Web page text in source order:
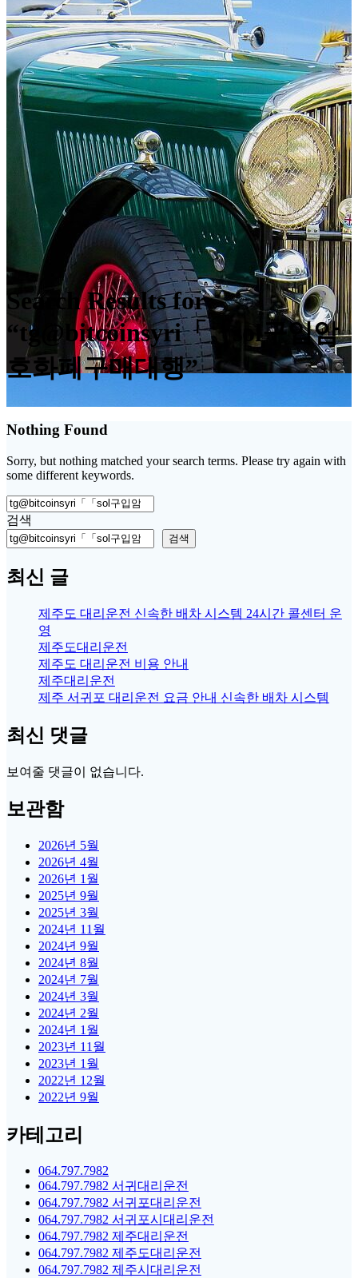
Search Results for
“tg@bitcoinsyri「「sol구입암
호화폐구매대행”
Nothing Found
Sorry, but nothing matched your search terms. Please try again with
some different keywords.
Search
for:
검색
검색
최신 글
제주도 대리운전 신속한 배차 시스템 24시간 콜센터 운
영
제주도대리운전
제주도 대리운전 비용 안내
제주대리운전
제주 서귀포 대리운전 요금 안내 신속한 배차 시스템
최신 댓글
보여줄 댓글이 없습니다.
보관함
2026년 5월
2026년 4월
2026년 1월
2025년 9월
2025년 3월
2024년 11월
2024년 9월
2024년 8월
2024년 7월
2024년 3월
2024년 2월
2024년 1월
2023년 11월
2023년 1월
2022년 12월
2022년 9월
카테고리
064.797.7982
064.797.7982 서귀대리운전
064.797.7982 서귀포대리운전
064.797.7982 서귀포시대리운전
064.797.7982 제주대리운전
064.797.7982 제주도대리운전
064.797.7982 제주시대리운전